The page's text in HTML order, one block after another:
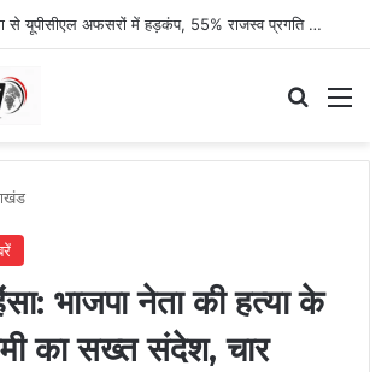
छुट्टी के दिन समीक्षा से यूपीसीएल अफसरों में हड़कंप, 55% राजस्व प्रगति पर एमडी नाराज
भाजपा नेता की हत्या के
का सख्त संदेश, चार